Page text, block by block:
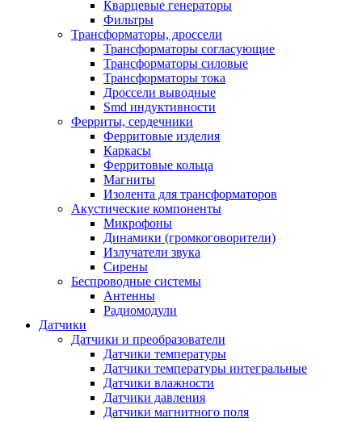
Кварцевые генераторы
Фильтры
Трансформаторы, дроссели
Трансформаторы согласующие
Трансформаторы силовые
Трансформаторы тока
Дроссели выводные
Smd индуктивности
Ферриты, сердечники
Ферритовые изделия
Каркасы
Ферритовые кольца
Магниты
Изолента для трансформаторов
Акустические компоненты
Микрофоны
Динамики (громкоговорители)
Излучатели звука
Сирены
Беспроводные системы
Антенны
Радиомодули
Датчики
Датчики и преобразователи
Датчики температуры
Датчики температуры интегральные
Датчики влажности
Датчики давления
Датчики магнитного поля